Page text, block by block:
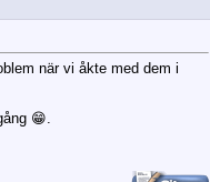
när vi åkte med dem i
😁.